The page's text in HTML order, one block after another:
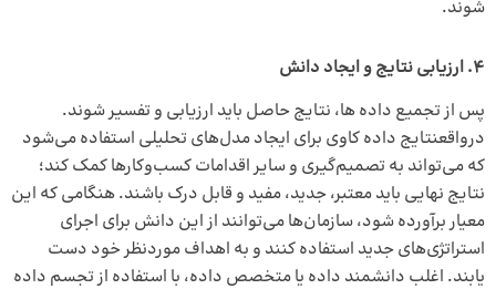
شوند.
4. ارزیابی نتایج و ایجاد دانش
پس از تجمیع داده ها، نتایج حاصل باید ارزیابی و تفسیر شوند.
درواقعنتایج داده کاوی برای ایجاد مدل‌های تحلیلی استفاده می‌شود
که می‌تواند به تصمیم‌گیری و سایر اقدامات کسب‌وکارها کمک کند؛
نتایج نهایی باید معتبر، جدید، مفید و قابل درک باشند. هنگامی که این
معیار برآورده شود، سازمان‌ها می‌توانند از این دانش برای اجرای
استراتژی‌های جدید استفاده کنند و به اهداف موردنظر خود دست
یابند. اغلب دانشمند داده یا متخصص داده، با استفاده از تجسم داده